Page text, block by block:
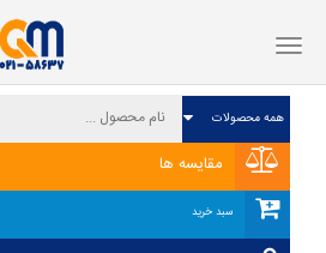
مقایسه ها
سبد خرید
فهرست